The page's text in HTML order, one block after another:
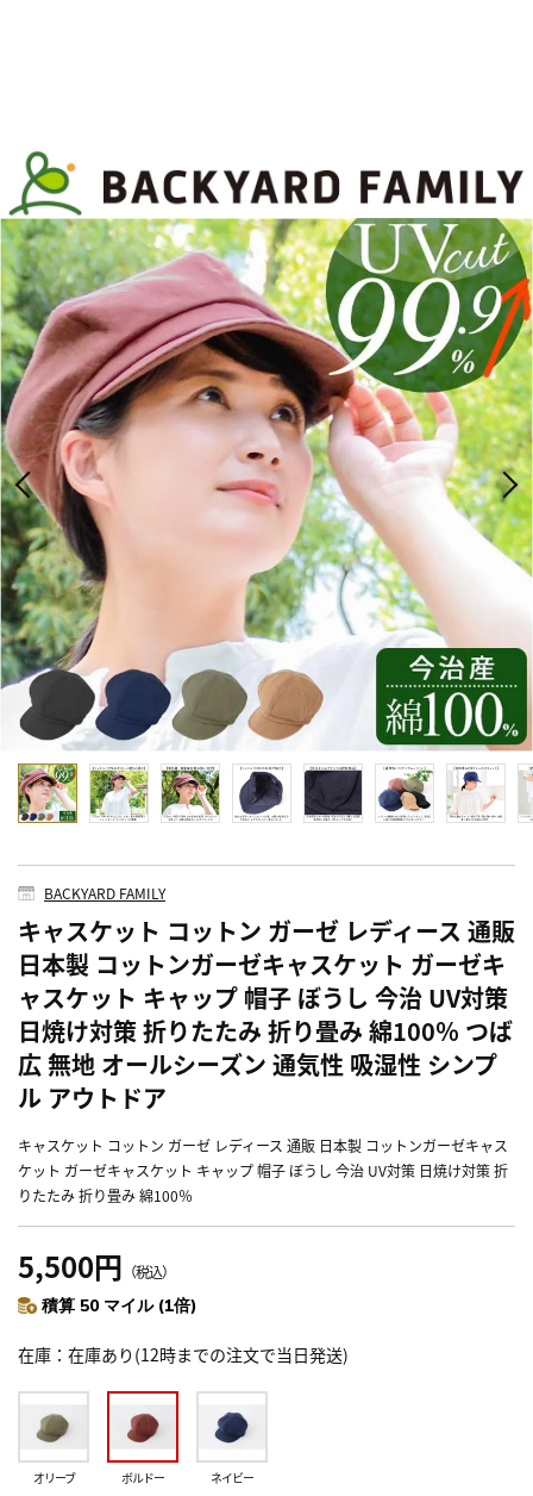
BACKYARD FAMILY
キャスケット コットン ガーゼ レディース 通販
日本製 コットンガーゼキャスケット ガーゼキ
ャスケット キャップ 帽子 ぼうし 今治 UV対策
日焼け対策 折りたたみ 折り畳み 綿100％ つば
広 無地 オールシーズン 通気性 吸湿性 シンプ
ル アウトドア
キャスケット コットン ガーゼ レディース 通販 日本製 コットンガーゼキャス
ケット ガーゼキャスケット キャップ 帽子 ぼうし 今治 UV対策 日焼け対策 折
りたたみ 折り畳み 綿100％
5,500円 （税込）
積算 50 マイル (1倍)
在庫 在庫あり(12時までの注文で当日発送)
オリーブ ボルドー ネイビー